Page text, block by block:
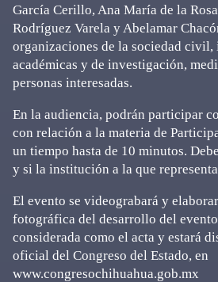
García Cerillo, Ana María de la
Rodríguez Varela y Abelamar
organizaciones de la sociedad civil,
académicas y de investigación,
personas interesadas.
En la audiencia, podrán participar
con relación a la materia de
un tiempo hasta de 10 minutos.
y si la institución a la que
El evento se videograbará y
fotográfica del desarrollo del
considerada como el acta y estará
oficial del Congreso del Estado, en
www.congresochihuahua.gob.mx